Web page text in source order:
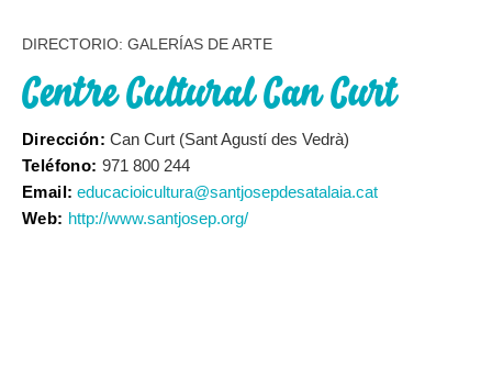
DISFRUTA IBIZA
AGENDA
Cada día algo nuevo
DIRECTORIO: GALERÍAS DE ARTE
Centre Cultural Can Curt
Dirección: Can Curt (Sant Agustí des Vedrà)
Teléfono: 971 800 244
Email: educacioicultura@santjosepdesatalaia.cat
Web: http://www.santjosep.org/